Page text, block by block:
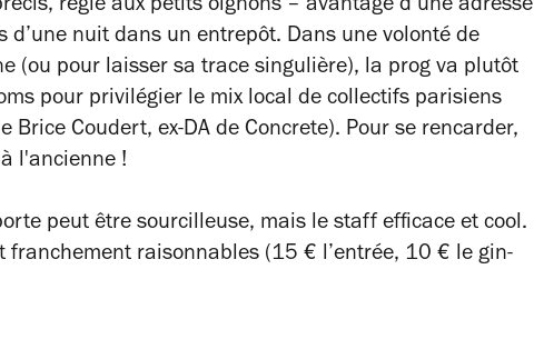
réglé aux petits oignons – avantage d’une adresse
d’une nuit dans un entrepôt. Dans une volonté de
(ou pour laisser sa trace singulière), la prog va plutôt
pour privilégier le mix local de collectifs parisiens
Brice Coudert, ex-DA de Concrete). Pour se rencarder,
l'ancienne !
peut être sourcilleuse, mais le staff efficace et cool.
franchement raisonnables (15 € l’entrée, 10 € le gin-